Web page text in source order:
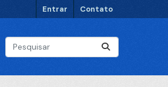
Entrar Contato